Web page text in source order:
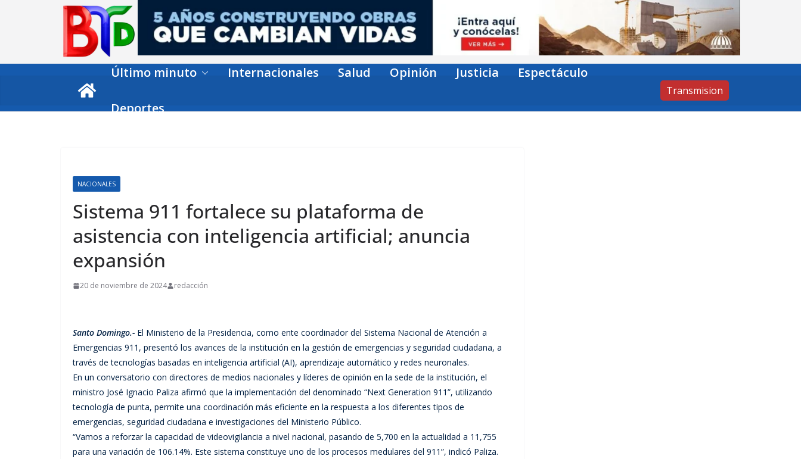
Último minuto Internacionales Salud Opinión Justicia Espectáculo
Deportes
Transmision
NACIONALES
Sistema 911 fortalece su plataforma de
asistencia con inteligencia artificial; anuncia
expansión
20 de noviembre de 2024 redacción
Santo Domingo.- El Ministerio de la Presidencia, como ente coordinador del Sistema Nacional de Atención a
Emergencias 911, presentó los avances de la institución en la gestión de emergencias y seguridad ciudadana, a
través de tecnologías basadas en inteligencia artificial (AI), aprendizaje automático y redes neuronales.
En un conversatorio con directores de medios nacionales y líderes de opinión en la sede de la institución, el
ministro José Ignacio Paliza afirmó que la implementación del denominado “Next Generation 911”, utilizando
tecnología de punta, permite una coordinación más eficiente en la respuesta a los diferentes tipos de
emergencias, seguridad ciudadana e investigaciones del Ministerio Público.
“Vamos a reforzar la capacidad de videovigilancia a nivel nacional, pasando de 5,700 en la actualidad a 11,755
para una variación de 106.14%. Este sistema constituye uno de los procesos medulares del 911”, indicó Paliza.